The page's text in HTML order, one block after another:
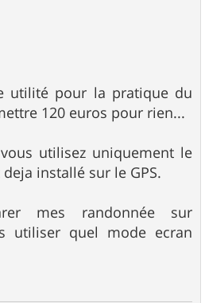
utilité pour la pratique du
120 euros pour rien...
utilisez uniquement le
installé sur le GPS.
mes randonnée sur
utiliser quel mode ecran